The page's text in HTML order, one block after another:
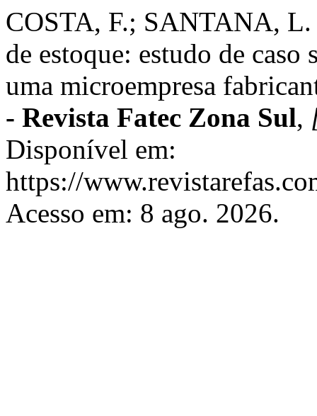
COSTA, F.; SANTANA, L.
de estoque: estudo de caso
uma microempresa
- Revista Fatec Zona Sul,
Disponível em:
https://
Acesso em: 8 ago. 2026.